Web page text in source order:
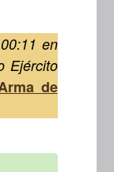
en
Ejército
de